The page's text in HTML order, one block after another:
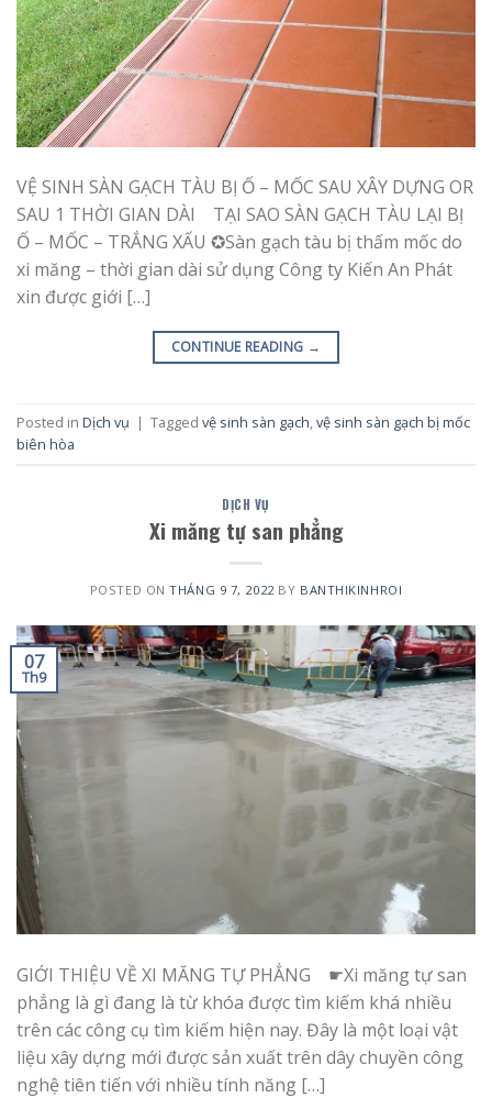
VỆ SINH SÀN GẠCH TÀU BỊ Ố – MỐC SAU XÂY DỰNG OR
SAU 1 THỜI GIAN DÀI TẠI SAO SÀN GẠCH TÀU LẠI BỊ
Ố – MỐC – TRẮNG XẤU ✪Sàn gạch tàu bị thấm mốc do
xi măng – thời gian dài sử dụng Công ty Kiến An Phát
xin được giới […]
CONTINUE READING →
Posted in Dịch vụ | Tagged vệ sinh sàn gạch,vệ sinh sàn gạch bị mốc
biên hòa
DỊCH VỤ
Xi măng tự san phẳng
POSTED ONTHÁNG 9 7, 2022 BY BANTHIKINHROI
07
Th9
GIỚI THIỆU VỀ XI MĂNG TỰ PHẲNG ☛Xi măng tự san
phẳng là gì đang là từ khóa được tìm kiếm khá nhiều
trên các công cụ tìm kiếm hiện nay. Đây là một loại vật
liệu xây dựng mới được sản xuất trên dây chuyền công
nghệ tiên tiến với nhiều tính năng […]